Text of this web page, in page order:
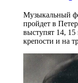
Музыкальный
пройдет в
выступят 14, 15
крепости и на